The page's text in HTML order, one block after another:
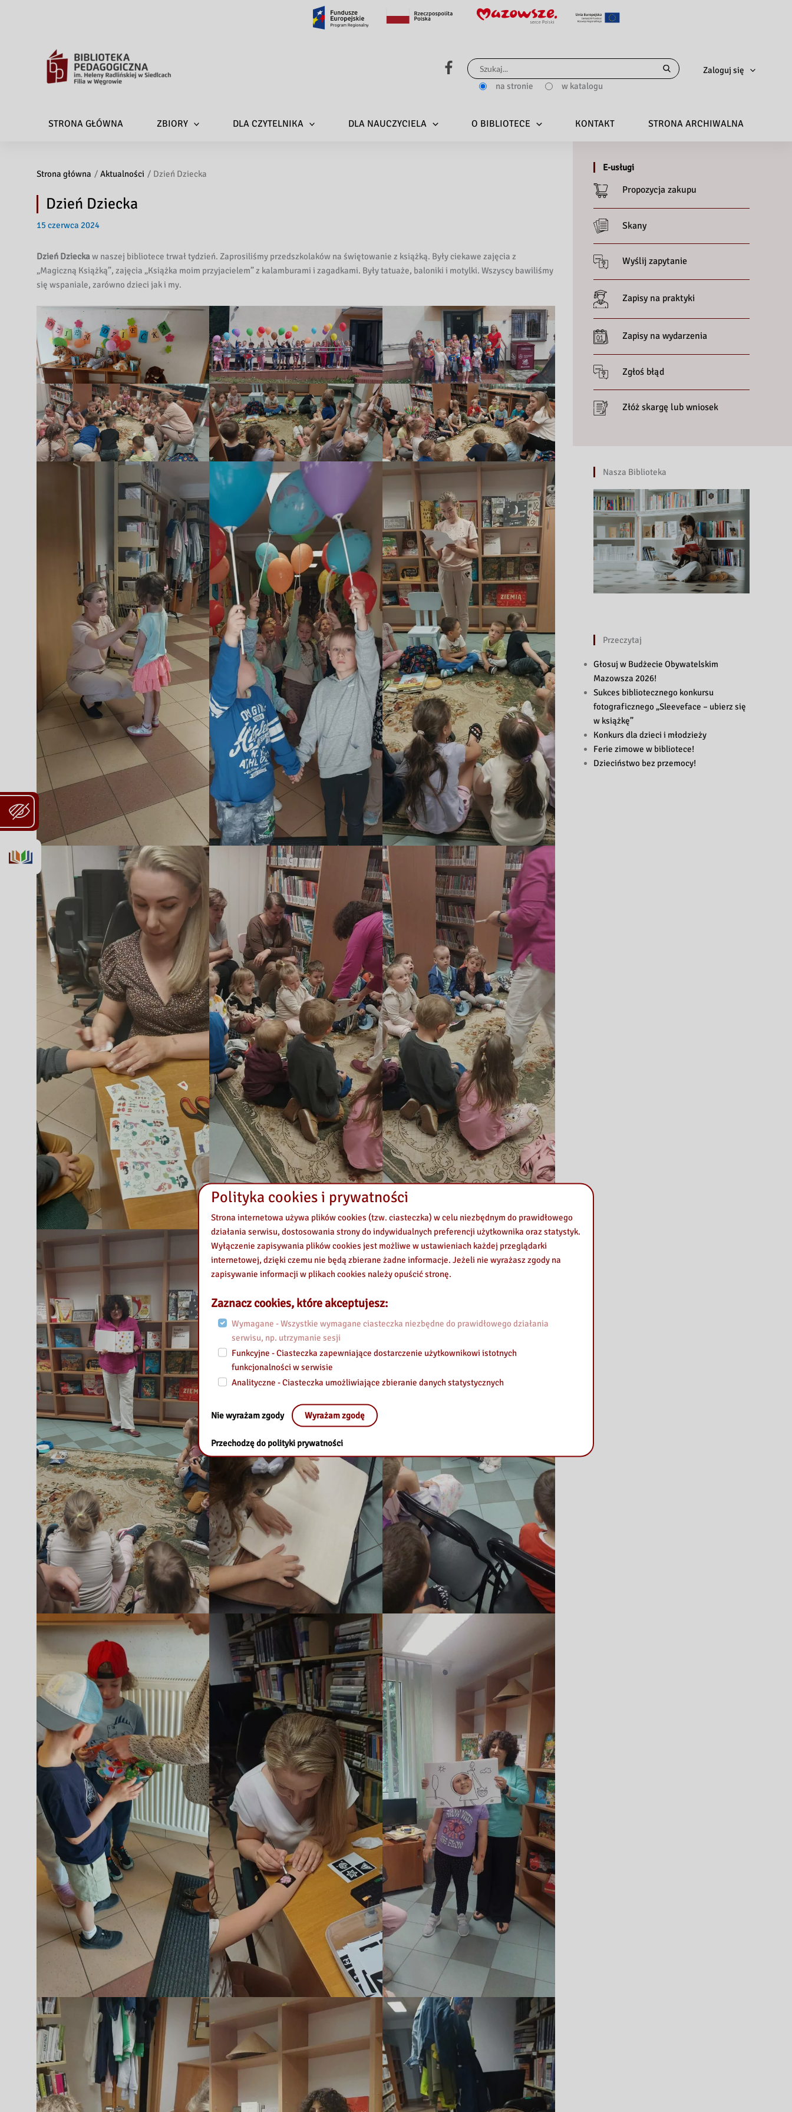
Szukaj
dla:
na stronie w katalogu
Zaloguj się
STRONA GŁÓWNA ZBIORY DLA CZYTELNIKA DLA NAUCZYCIELA O BIBLIOTECE KONTAKT STRONA ARCHIWALNA
Strona główna Aktualności Dzień Dziecka
Dzień Dziecka
15 czerwca 2024
Dzień Dzieckaw naszej bibliotece trwał tydzień. Zaprosiliśmy przedszkolaków na świętowanie z książką. Były ciekawe zajęcia z
„Magiczną Książką”, zajęcia „Książka moim przyjacielem” z kalamburami i zagadkami. Były tatuaże, baloniki i motylki. Wszyscy bawiliśmy
się wspaniale, zarówno dzieci jak i my.
E-usługi
Propozycja zakupu
Skany
Wyślij zapytanie
Zapisy na praktyki
Zapisy na wydarzenia
Zgłoś błąd
Złóż skargę lub wniosek
Nasza Biblioteka
Przeczytaj
Głosuj w Budżecie Obywatelskim
Mazowsza 2026!
Sukces bibliotecznego konkursu
fotograficznego „Sleeveface – ubierz się
w książkę”
Konkurs dla dzieci i młodzieży
Ferie zimowe w bibliotece!
Dzieciństwo bez przemocy!
Polityka cookies i prywatności
Strona internetowa używa plików cookies (tzw. ciasteczka) w celu niezbędnym do prawidłowego
działania serwisu, dostosowania strony do indywidualnych preferencji użytkownika oraz statystyk.
Wyłączenie zapisywania plików cookies jest możliwe w ustawieniach każdej przeglądarki
internetowej, dzięki czemu nie będą zbierane żadne informacje. Jeżeli nie wyrażasz zgody na
zapisywanie informacji w plikach cookies należy opuścić stronę.
Zaznacz cookies, które akceptujesz:
Wymagane - Wszystkie wymagane ciasteczka niezbędne do prawidłowego działania
serwisu, np. utrzymanie sesji
Funkcyjne - Ciasteczka zapewniające dostarczenie użytkownikowi istotnych
funkcjonalności w serwisie
Analityczne - Ciasteczka umożliwiające zbieranie danych statystycznych
Nie wyrażam zgody Wyrażam zgodę
Przechodzę do polityki prywatności